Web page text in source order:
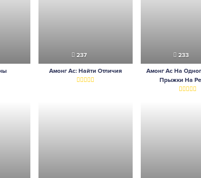
237
Амонг Ас: Найти Отличия
233
Амонг Ас На
Прыжки На